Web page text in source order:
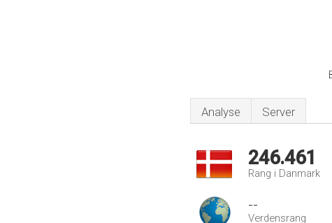
Analyse Server
246.461
Rang i Danmark
--
Verdensrang